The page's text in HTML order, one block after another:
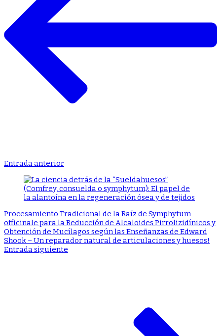
Entrada anterior
Procesamiento Tradicional de la Raíz de Symphytum
officinale para la Reducción de Alcaloides Pirrolizidínicos y
Obtención de Mucílagos según las Enseñanzas de Edward
Shook – Un reparador natural de articulaciones y huesos!
Entrada siguiente